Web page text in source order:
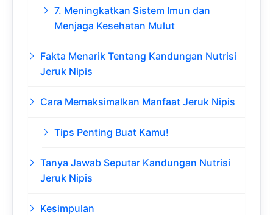
7. Meningkatkan Sistem Imun dan
Menjaga Kesehatan Mulut
Fakta Menarik Tentang Kandungan Nutrisi
Jeruk Nipis
Cara Memaksimalkan Manfaat Jeruk Nipis
Tips Penting Buat Kamu!
Tanya Jawab Seputar Kandungan Nutrisi
Jeruk Nipis
Kesimpulan